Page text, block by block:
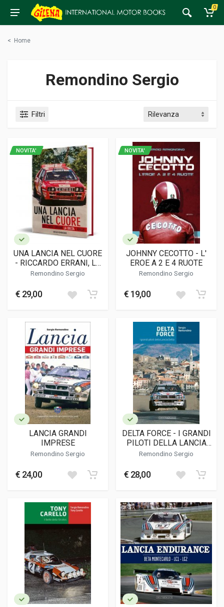
0
< Home
Remondino Sergio
Filtri
NOVITA'
UNA LANCIA NEL CUORE
- RICCARDO ERRANI, LA
DELTA, I RALLY
Remondino Sergio
€ 29,00
NOVITA'
JOHNNY CECOTTO - L'
EROE A 2 E 4 RUOTE
Remondino Sergio
€ 19,00
LANCIA GRANDI
IMPRESE
Remondino Sergio
€ 24,00
DELTA FORCE - I GRANDI
PILOTI DELLA LANCIA
DELTA
Remondino Sergio
€ 28,00